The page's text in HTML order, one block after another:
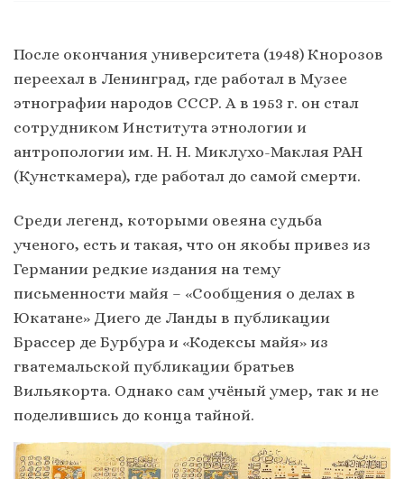
После окончания университета (1948) Кнорозов
переехал в Ленинград, где работал в Музее
этнографии народов СССР. А в 1953 г. он стал
сотрудником Института этнологии и
антропологии им. Н. Н. Миклухо-Маклая РАН
(Кунсткамера), где работал до самой смерти.
Среди легенд, которыми овеяна судьба
ученого, есть и такая, что он якобы привез из
Германии редкие издания на тему
письменности майя – «Сообщения о делах в
Юкатане» Диего де Ланды в публикации
Брассер де Бурбура и «Кодексы майя» из
гватемальской публикации братьев
Вильякорта. Однако сам учёный умер, так и не
поделившись до конца тайной.